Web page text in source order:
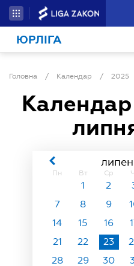
ЮРЛІГА
Головна / Календар / 2025
Пн Вт Ср
1 2
7
8 9
14
15 16
21
22 23
28
29 30